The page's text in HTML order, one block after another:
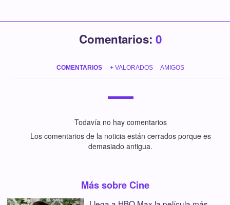
Comentarios: 0
COMENTARIOS + VALORADOS AMIGOS
Todavía no hay comentarios
Los comentarios de la noticia están cerrados porque es
demasiado antigua.
Más sobre Cine